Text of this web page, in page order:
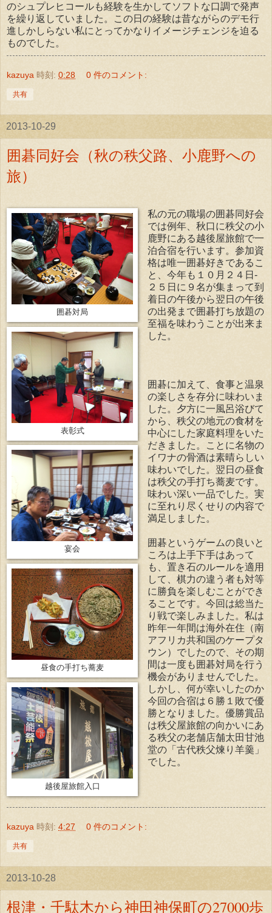
のシュプレヒコールも経験を生かしてソフトな口調で発声
を繰り返していました。この日の経験は昔ながらのデモ行
進しかしらない私にとってかなりイメージチェンジを迫る
ものでした。
kazuya 時刻: 0:28 0 件のコメント:
共有
2013-10-29
囲碁同好会（秋の秩父路、小鹿野への
旅）
囲碁対局
表彰式
私の元の職場の囲碁同好会
では例年、秋口に秩父の小
鹿野にある越後屋旅館で一
泊合宿を行います。参加資
格は唯一囲碁好きであるこ
と、今年も１０月２４日-
２５日に９名が集まって到
着日の午後から翌日の午後
の出発まで囲碁打ち放題の
至福を味わうことが出来ま
した。
宴会
昼食の手打ち蕎麦
囲碁に加えて、食事と温泉
の楽しさを存分に味わいま
した。夕方に一風呂浴びて
から、秩父の地元の食材を
中心にした家庭料理をいた
だきました。ことに名物の
イワナの骨酒は素晴らしい
味わいでした。翌日の昼食
は秩父の手打ち蕎麦です。
味わい深い一品でした。実
に至れり尽くせりの内容で
満足しました。
越後屋旅館入口
囲碁というゲームの良いと
ころは上手下手はあって
も、置き石のルールを適用
して、棋力の違う者も対等
に勝負を楽しむことができ
ることです。今回は総当た
り戦で楽しみました。私は
昨年一年間は海外在住（南
アフリカ共和国のケープタ
ウン）でしたので、その期
間は一度も囲碁対局を行う
機会がありませんでした。
しかし、何が幸いしたのか
今回の合宿は６勝１敗で優
勝となりました。優勝賞品
は秩父屋旅館の向かいにあ
る秩父の老舗店舗太田甘池
堂の「古代秩父煉り羊羹」
でした。
kazuya 時刻: 4:27 0 件のコメント:
共有
2013-10-28
根津・千駄木から神田神保町の27000歩